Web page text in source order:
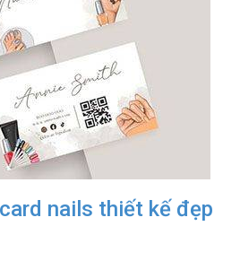
nails thiết kế đẹp